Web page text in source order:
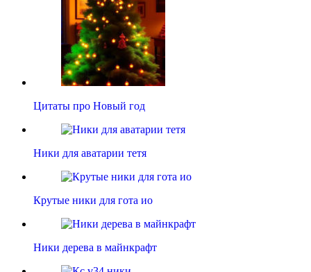
Цитаты про Новый год
Ники для аватарии тетя
Крутые ники для гота ио
Ники дерева в майнкрафт